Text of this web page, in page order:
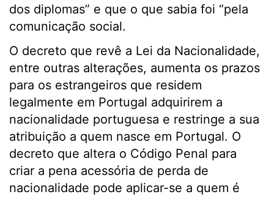
dos diplomas” e que o que sabia foi “pela
comunicação social.
O decreto que revê a Lei da Nacionalidade,
entre outras alterações, aumenta os prazos
para os estrangeiros que residem
legalmente em Portugal adquirirem a
nacionalidade portuguesa e restringe a sua
atribuição a quem nasce em Portugal. O
decreto que altera o Código Penal para
criar a pena acessória de perda de
nacionalidade pode aplicar-se a quem é